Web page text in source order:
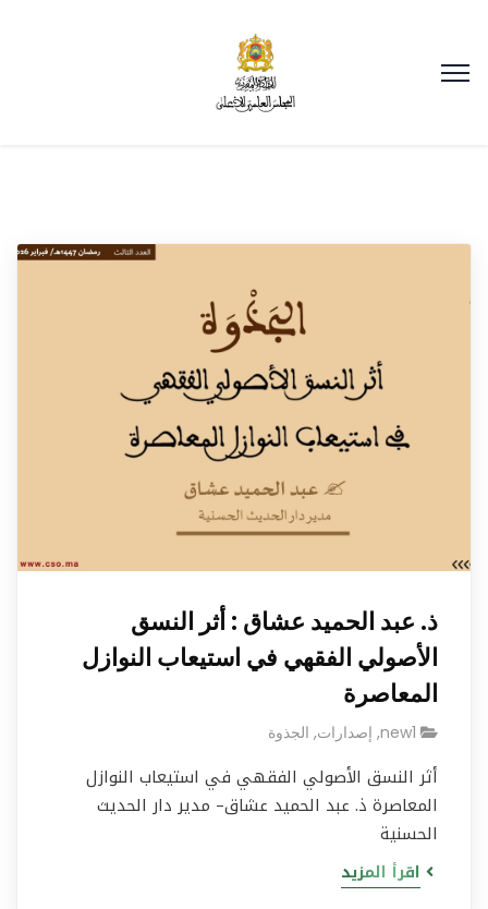
ذ. عبد الحميد عشاق : أثر النسق
الأصولي الفقهي في استيعاب النوازل
المعاصرة
new1
, إصدارات, الجذوة
أثر النسق الأصولي الفقهي في استيعاب النوازل
المعاصرة ذ. عبد الحميد عشاق– مدير دار الحديث
الحسنية
اقرأ المزيد